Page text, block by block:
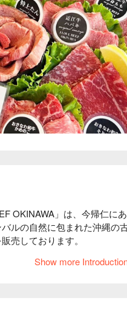
OKINAWA」は、今帰仁に
ルの自然に包まれた沖縄の
売しております。
グビーフ（ 熟成肉 ）や塊肉
った多彩なお惣菜を取り揃
Show more